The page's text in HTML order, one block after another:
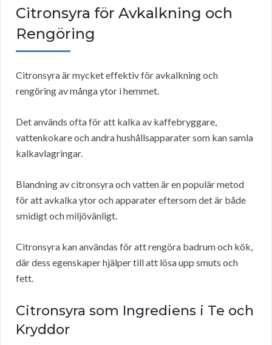
Citronsyra för Avkalkning och
Rengöring
Citronsyra är mycket effektiv för avkalkning och
rengöring av många ytor i hemmet.
Det används ofta för att kalka av kaffebryggare,
vattenkokare och andra hushållsapparater som kan samla
kalkavlagringar.
Blandning av citronsyra och vatten är en populär metod
för att avkalka ytor och apparater eftersom det är både
smidigt och miljövänligt.
Citronsyra kan användas för att rengöra badrum och kök,
där dess egenskaper hjälper till att lösa upp smuts och
fett.
Citronsyra som Ingrediens i Te och
Kryddor